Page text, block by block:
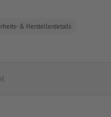
& Herstellerdetails